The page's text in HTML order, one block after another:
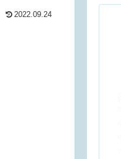
2022.09.24